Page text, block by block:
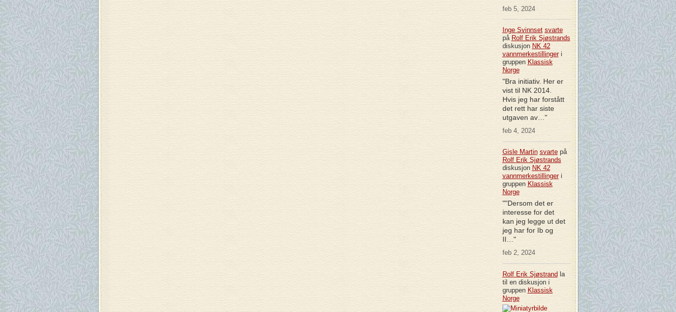
feb 5, 2024
Inge Svinnset svarte
på Rolf Erik Sjøstrands
diskusjon NK 42
vannmerkestillingeri
gruppen Klassisk
Norge
"Bra initiativ. Her er
vist til NK 2014.
Hvis jeg har forstått
det rett har siste
utgaven av…"
feb 4, 2024
Gisle Martin svartepå
Rolf Erik Sjøstrands
diskusjon NK 42
vannmerkestillingeri
gruppen Klassisk
Norge
""Dersom det er
interesse for det
kan jeg legge ut det
jeg har for Ib og
II…"
feb 2, 2024
Rolf Erik Sjøstrand la
til en diskusjon i
gruppen Klassisk
Norge